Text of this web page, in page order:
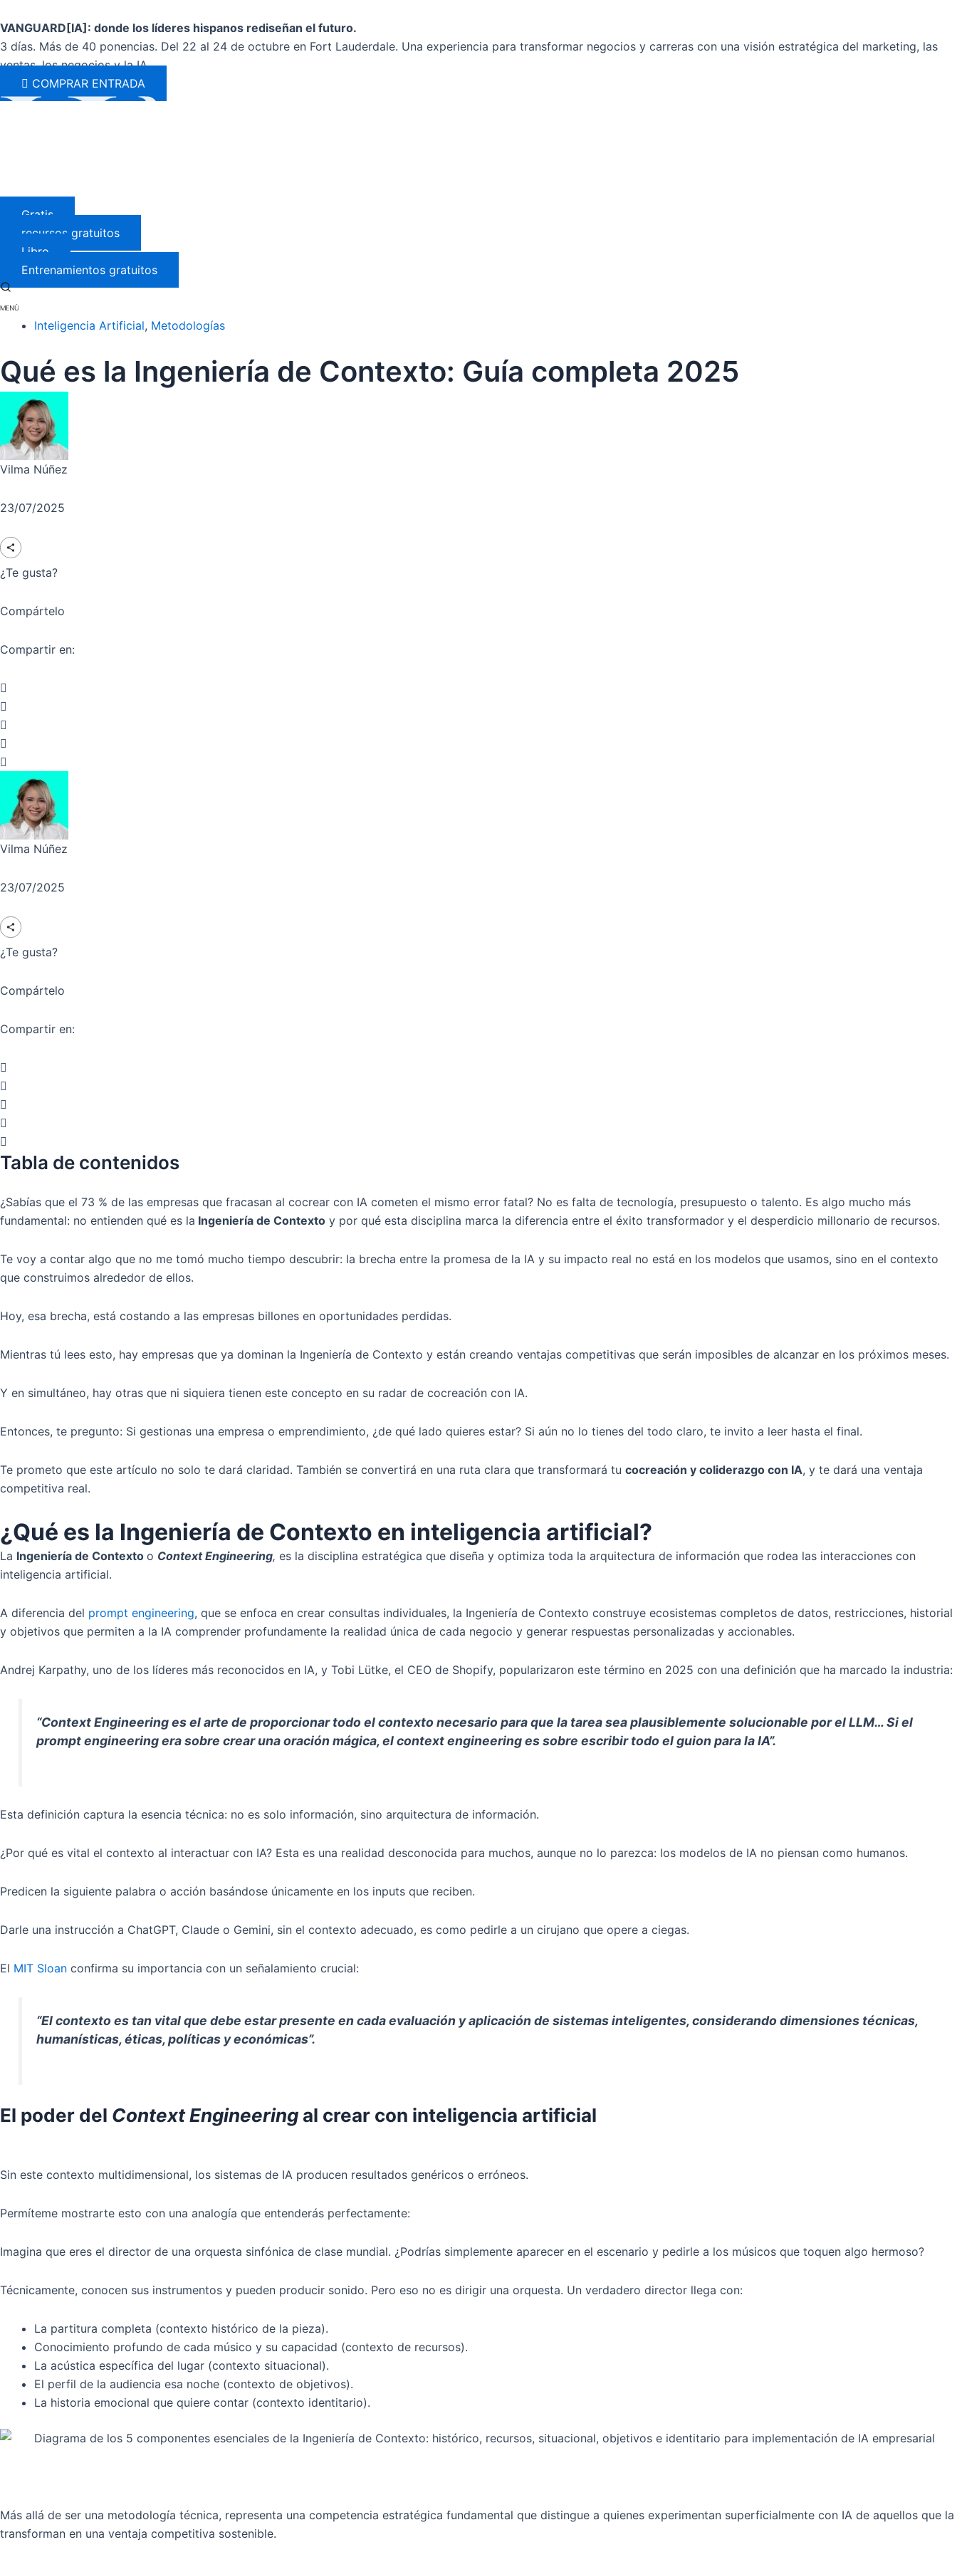
al
contenido
VANGUARD[IA]: donde los líderes hispanos rediseñan el futuro.
3 días. Más de 40 ponencias. Del 22 al 24 de octubre en Fort Lauderdale. Una experiencia para transformar negocios y carreras con una visión estratégica del marketing, las
ventas, los negocios y la IA.
COMPRAR ENTRADA
Gratis
recursos gratuitos
Libro
Entrenamientos gratuitos
Inteligencia Artificial, Metodologías
Qué es la Ingeniería de Contexto: Guía completa 2025
Vilma Núñez
23/07/2025
¿Te gusta?
Compártelo
Compartir en:
Vilma Núñez
23/07/2025
¿Te gusta?
Compártelo
Compartir en:
Tabla de contenidos
¿Sabías que el 73 % de las empresas que fracasan al cocrear con IA cometen el mismo error fatal? No es falta de tecnología, presupuesto o talento. Es algo mucho más
fundamental: no entienden qué es la Ingeniería de Contexto y por qué esta disciplina marca la diferencia entre el éxito transformador y el desperdicio millonario de recursos.
Te voy a contar algo que no me tomó mucho tiempo descubrir: la brecha entre la promesa de la IA y su impacto real no está en los modelos que usamos, sino en el contexto
que construimos alrededor de ellos.
Hoy, esa brecha, está costando a las empresas billones en oportunidades perdidas.
Mientras tú lees esto, hay empresas que ya dominan la Ingeniería de Contexto y están creando ventajas competitivas que serán imposibles de alcanzar en los próximos meses.
Y en simultáneo, hay otras que ni siquiera tienen este concepto en su radar de cocreación con IA.
Entonces, te pregunto: Si gestionas una empresa o emprendimiento, ¿de qué lado quieres estar? Si aún no lo tienes del todo claro, te invito a leer hasta el final.
Te prometo que este artículo no solo te dará claridad. También se convertirá en una ruta clara que transformará tu cocreación y coliderazgo con IA, y te dará una ventaja
competitiva real.
¿Qué es la Ingeniería de Contexto en inteligencia artificial?
La Ingeniería de Contexto o Context Engineering, es la disciplina estratégica que diseña y optimiza toda la arquitectura de información que rodea las interacciones con
inteligencia artificial.
A diferencia del prompt engineering, que se enfoca en crear consultas individuales, la Ingeniería de Contexto construye ecosistemas completos de datos, restricciones, historial
y objetivos que permiten a la IA comprender profundamente la realidad única de cada negocio y generar respuestas personalizadas y accionables.
Andrej Karpathy, uno de los líderes más reconocidos en IA, y Tobi Lütke, el CEO de Shopify, popularizaron este término en 2025 con una definición que ha marcado la industria:
“Context Engineering es el arte de proporcionar todo el contexto necesario para que la tarea sea plausiblemente solucionable por el LLM… Si el
prompt engineering era sobre crear una oración mágica, el context engineering es sobre escribir todo el guion para la IA”.
Esta definición captura la esencia técnica: no es solo información, sino arquitectura de información.
¿Por qué es vital el contexto al interactuar con IA? Esta es una realidad desconocida para muchos, aunque no lo parezca: los modelos de IA no piensan como humanos.
Predicen la siguiente palabra o acción basándose únicamente en los inputs que reciben.
Darle una instrucción a ChatGPT, Claude o Gemini, sin el contexto adecuado, es como pedirle a un cirujano que opere a ciegas.
El MIT Sloan confirma su importancia con un señalamiento crucial:
“El contexto es tan vital que debe estar presente en cada evaluación y aplicación de sistemas inteligentes, considerando dimensiones técnicas,
humanísticas, éticas, políticas y económicas”.
El poder del Context Engineering al crear con inteligencia artificial
Sin este contexto multidimensional, los sistemas de IA producen resultados genéricos o erróneos.
Permíteme mostrarte esto con una analogía que entenderás perfectamente:
Imagina que eres el director de una orquesta sinfónica de clase mundial. ¿Podrías simplemente aparecer en el escenario y pedirle a los músicos que toquen algo hermoso?
Técnicamente, conocen sus instrumentos y pueden producir sonido. Pero eso no es dirigir una orquesta. Un verdadero director llega con:
La partitura completa (contexto histórico de la pieza).
Conocimiento profundo de cada músico y su capacidad (contexto de recursos).
La acústica específica del lugar (contexto situacional).
El perfil de la audiencia esa noche (contexto de objetivos).
La historia emocional que quiere contar (contexto identitario).
Más allá de ser una metodología técnica, representa una competencia estratégica fundamental que distingue a quienes experimentan superficialmente con IA de aquellos que la
transforman en una ventaja competitiva sostenible.